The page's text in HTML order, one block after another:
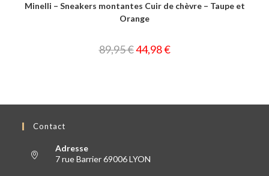
Minelli – Sneakers montantes Cuir de chèvre – Taupe et
Orange
89,95€44,98€
Contact
Adresse
7 rue Barrier 69006 LYON